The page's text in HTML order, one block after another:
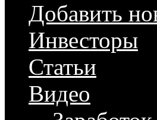
Добавить
Инвесторы
Статьи
Видео